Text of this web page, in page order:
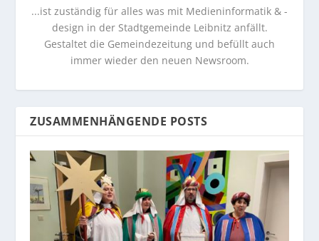
...ist zuständig für alles was mit Medieninformatik & -
design in der Stadtgemeinde Leibnitz anfällt.
Gestaltet die Gemeindezeitung und befüllt auch
immer wieder den neuen Newsroom.
ZUSAMMENHÄNGENDE POSTS